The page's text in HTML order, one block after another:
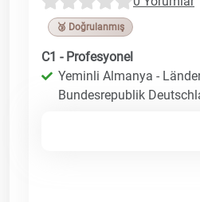
🥉 Doğrulanmış
C1 - Profesyonel
Yeminli Almanya -
Bundesrepublik